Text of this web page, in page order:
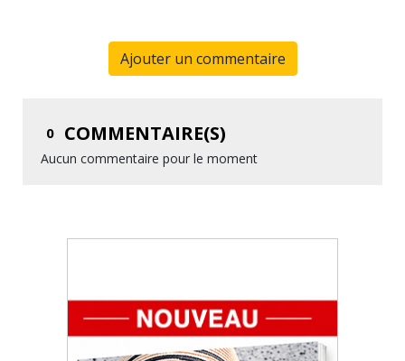
Ajouter un commentaire
0 COMMENTAIRE(S)
Aucun commentaire pour le moment